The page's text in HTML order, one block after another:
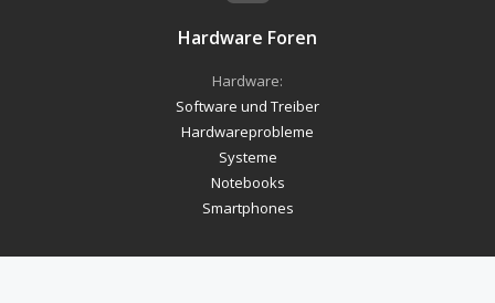
Hardware Foren
Hardware:
Software und Treiber
Hardwareprobleme
Systeme
Notebooks
Smartphones